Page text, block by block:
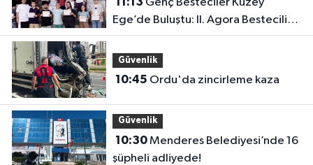
Ege’de Buluştu: II. Agora Bestecilik
Kampı Başladı
Güvenlik
10:45 Ordu'da zincirleme kaza
Güvenlik
10:30Menderes Belediyesi’nde 16
şüpheli adliyede!